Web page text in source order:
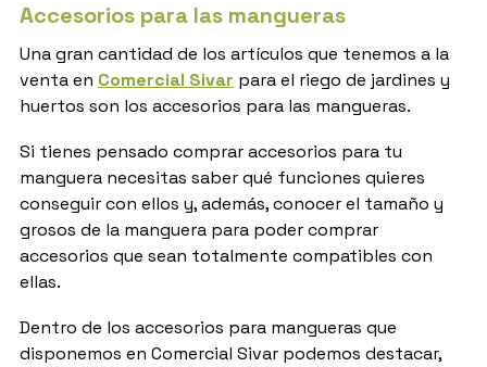
Accesorios para las mangueras
Una gran cantidad de los artículos que tenemos a la
venta en Comercial Sivar para el riego de jardines y
huertos son los accesorios para las mangueras.
Si tienes pensado comprar accesorios para tu
manguera necesitas saber qué funciones quieres
conseguir con ellos y, además, conocer el tamaño y
grosos de la manguera para poder comprar
accesorios que sean totalmente compatibles con
ellas.
Dentro de los accesorios para mangueras que
disponemos en Comercial Sivar podemos destacar,